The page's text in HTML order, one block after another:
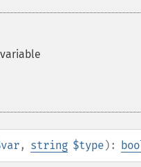
, string $type):